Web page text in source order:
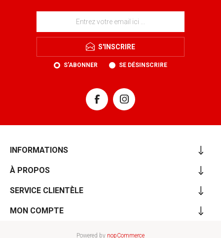
S'INSCRIRE
S'ABONNER SE DÉSINSCRIRE
INFORMATIONS
À PROPOS
SERVICE CLIENTÈLE
MON COMPTE
Powered by nopCommerce